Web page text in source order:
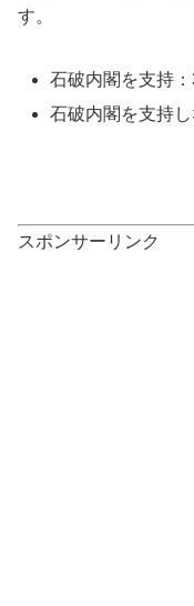
す。
石破内閣を支持：
石破内閣を支持
スポンサーリンク